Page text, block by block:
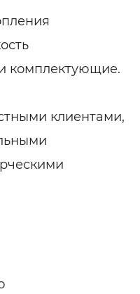
комплектующие.
клиентами,